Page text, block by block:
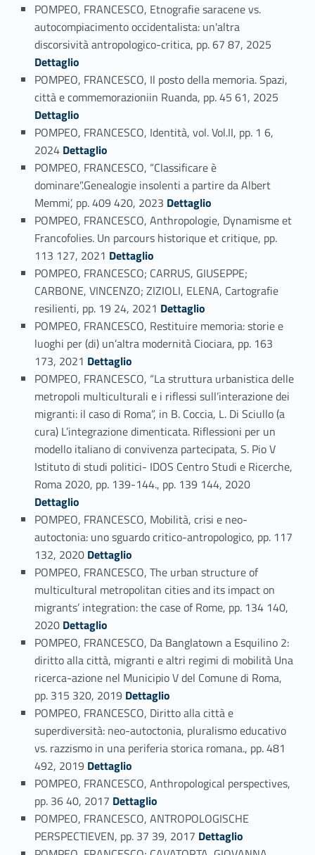
POMPEO, FRANCESCO, Etnografie saracene vs.
autocompiacimento occidentalista: un'altra
discorsività antropologico-critica, pp. 67 87, 2025
Dettaglio
POMPEO, FRANCESCO, Il posto della memoria. Spazi,
città e commemorazioniin Ruanda, pp. 45 61, 2025 Link identifier #identifier_person_60077-47
Dettaglio
POMPEO, FRANCESCO, Identità, vol. Vol.II, pp. 1 6,
2024 Link identifier #identifier_person_96978-48
Dettaglio
POMPEO, FRANCESCO, “Classificare è
dominare”.Genealogie insolenti a partire da Albert
Memmi’, pp. 409 420, 2023 Link identifier #identifier_person_195404-49
Dettaglio
POMPEO, FRANCESCO, Anthropologie, Dynamisme et
Francofolies. Un parcours historique et critique, pp.
113 127, 2021 Link identifier #identifier_person_194552-50
Dettaglio
POMPEO, FRANCESCO; CARRUS, GIUSEPPE;
CARBONE, VINCENZO; ZIZIOLI, ELENA, Cartografie
resilienti, pp. 19 24, 2021 Link identifier #identifier_person_151476-51
Dettaglio
POMPEO, FRANCESCO, Restituire memoria: storie e
luoghi per (di) un’altra modernità Ciociara, pp. 163
173, 2021 Link identifier #identifier_person_77866-52
Dettaglio
POMPEO, FRANCESCO, “La struttura urbanistica delle
metropoli multiculturali e i riflessi sull’interazione dei
migranti: il caso di Roma”, in B. Coccia, L. Di Sciullo (a
cura) L’integrazione dimenticata. Riflessioni per un
modello italiano di convivenza partecipata, S. Pio V
Istituto di studi politici- IDOS Centro Studi e Ricerche,
Roma 2020, pp. 139-144., pp. 139 144, 2020
Dettaglio
POMPEO, FRANCESCO, Mobilità, crisi e neo-
autoctonia: uno sguardo critico-antropologico, pp. 117
132, 2020 Link identifier #identifier_person_48405-54
Dettaglio
POMPEO, FRANCESCO, The urban structure of
multicultural metropolitan cities and its impact on
migrants’ integration: the case of Rome, pp. 134 140,
2020 Link identifier #identifier_person_50861-55
Dettaglio
POMPEO, FRANCESCO, Da Banglatown a Esquilino 2:
diritto alla città, migranti e altri regimi di mobilità Una
ricerca-azione nel Municipio V del Comune di Roma,
pp. 315 320, 2019 Link identifier #identifier_person_36237-56
Dettaglio
POMPEO, FRANCESCO, Diritto alla città e
superdiversità: neo-autoctonia, pluralismo educativo
vs. razzismo in una periferia storica romana., pp. 481
492, 2019 Link identifier #identifier_person_185326-57
Dettaglio
POMPEO, FRANCESCO, Anthropological perspectives,
pp. 36 40, 2017 Link identifier #identifier_person_94920-58
Dettaglio
POMPEO, FRANCESCO, ANTROPOLOGISCHE
PERSPECTIEVEN, pp. 37 39, 2017 Link identifier #identifier_person_146619-59
Dettaglio